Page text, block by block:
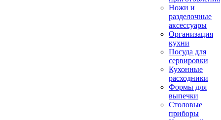
Ножи и
разделочные
аксессуары
Организация
кухни
Посуда для
сервировки
Кухонные
расходники
Формы для
выпечки
Столовые
приборы